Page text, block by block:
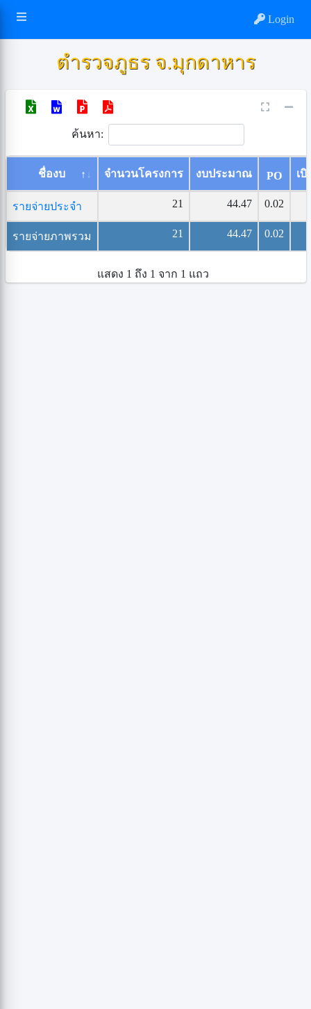
Login
ตำรวจภูธร จ.มุกดาหาร
ค้นหา:
ชื่องบ จำนวนโครงการ งบประมาณ PO เบิ
รายจ่ายประจำ 21 44.47 0.02
รายจ่ายภาพรวม 21 44.47 0.02
แสดง 1 ถึง 1 จาก 1 แถว